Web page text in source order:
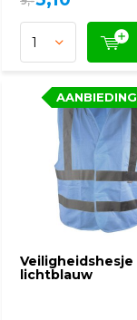
Veiligheidshesje
lichtblauw
AANBIEDING
AANBIEDING